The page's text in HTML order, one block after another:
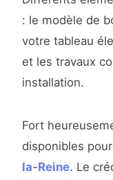
: le modèle de
votre tableau
et les travaux
installation.
Fort
disponibles
la-Reine. Le